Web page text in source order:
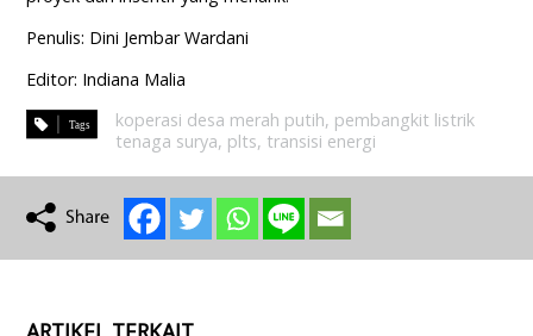
Penulis: Dini Jembar Wardani
Editor: Indiana Malia
koperasi desa merah putih, pembangkit listrik
tenaga surya, plts, transisi energi